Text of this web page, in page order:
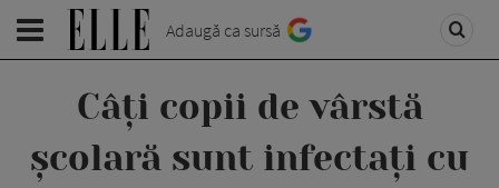
Adaugă ca sursă
Câți copii de vârstă
școlară sunt infectați cu